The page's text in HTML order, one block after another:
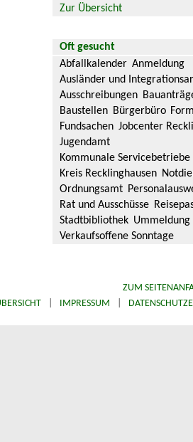
Zur Übersicht
Oft gesucht
Abfallkalender Anmeldung
Ausländer und
Ausschreibungen
Baustellen Bürgerbüro
Fundsachen Jobcenter
Jugendamt
Kommunale Servicebetriebe
Kreis Recklinghausen
Ordnungsamt
Rat und Ausschüsse
Stadtbibliothek Ummeldung
Verkaufsoffene Sonntage
ZUM
IMPRESSUM